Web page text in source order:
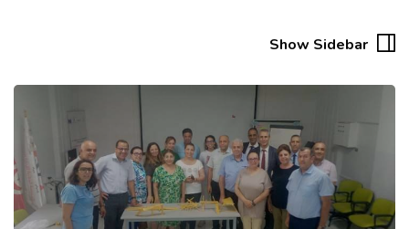
Show Sidebar